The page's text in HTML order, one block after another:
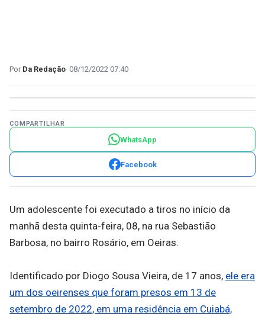
Da Redação 08/12/2022 07:40
COMPARTILHAR
WhatsApp
Facebook
Um adolescente foi executado a tiros no início da
manhã desta quinta-feira, 08, na rua Sebastião
Barbosa, no bairro Rosário, em Oeiras.
Identificado por Diogo Sousa Vieira, de 17 anos, ele era
um dos oeirenses que foram presos em 13 de
setembro de 2022, em uma residência em Cuiabá,